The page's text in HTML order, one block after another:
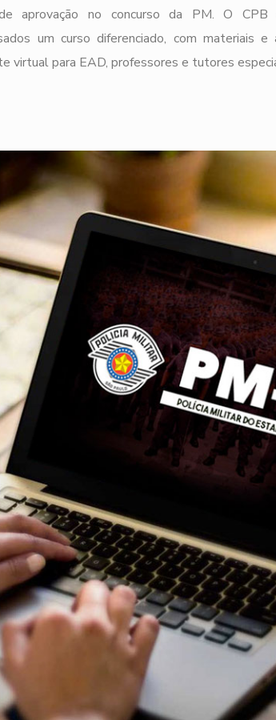
aprovação no concurso da PM. O
um curso diferenciado, com materiais e
virtual para EAD, professores e tutores